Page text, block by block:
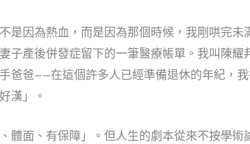
是因為熱血，而是因為那個時候，我剛哄完
子產後併發症留下的一筆醫療帳單。我叫陳
爸爸——在這個許多人已經準備退休的年紀，
漢」。
體面、有保障」。但人生的劇本從來不按學